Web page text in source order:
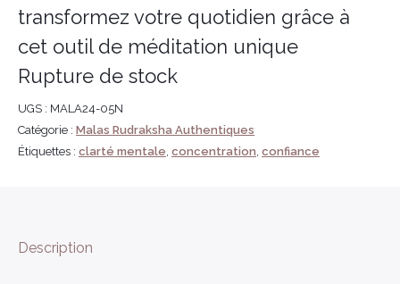
transformez votre quotidien grâce à
cet outil de méditation unique
Rupture de stock
UGS : MALA24-05N
Catégorie : Malas Rudraksha Authentiques
Étiquettes : clarté mentale concentration confiance
Description